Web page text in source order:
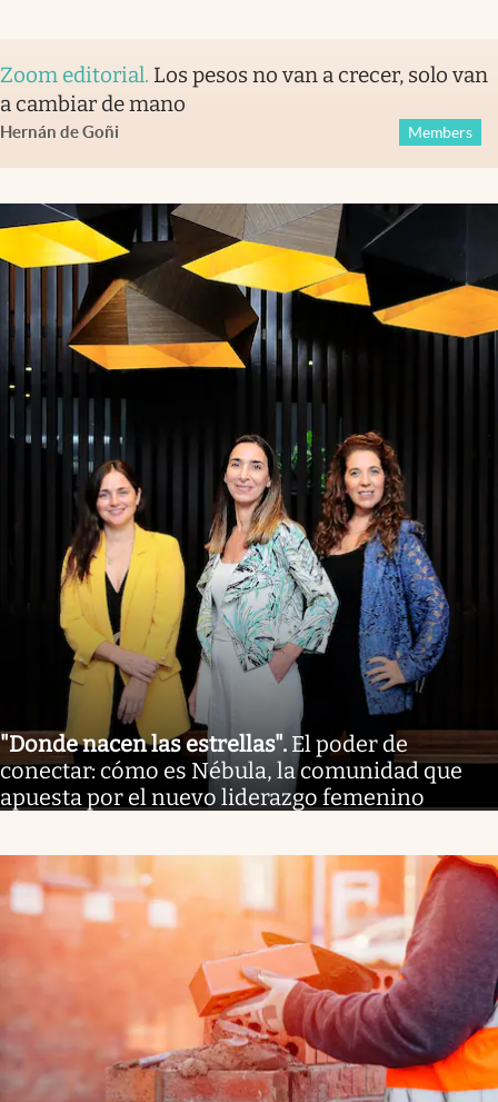
Zoom editorial. Los pesos no van a crecer, solo van
a cambiar de mano
Hernán de Goñi Members
"Donde nacen las estrellas". El poder de
conectar: cómo es Nébula, la comunidad que
apuesta por el nuevo liderazgo femenino